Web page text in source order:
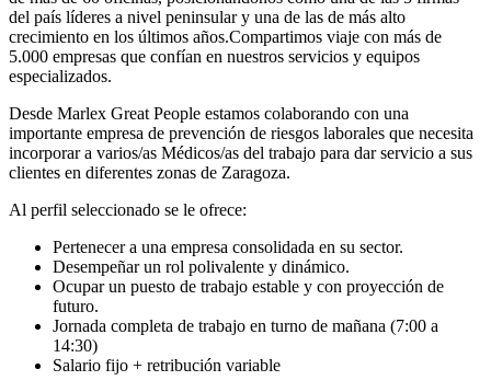
del país líderes a nivel peninsular y una de las de más alto
crecimiento en los últimos años.Compartimos viaje con más de
5.000 empresas que confían en nuestros servicios y equipos
especializados.
Desde Marlex Great People estamos colaborando con una
importante empresa de prevención de riesgos laborales que necesita
incorporar a varios/as Médicos/as del trabajo para dar servicio a sus
clientes en diferentes zonas de Zaragoza.
Al perfil seleccionado se le ofrece:
Pertenecer a una empresa consolidada en su sector.
Desempeñar un rol polivalente y dinámico.
Ocupar un puesto de trabajo estable y con proyección de
futuro.
Jornada completa de trabajo en turno de mañana (7:00 a
14:30)
Salario fijo + retribución variable